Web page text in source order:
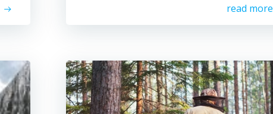
read more